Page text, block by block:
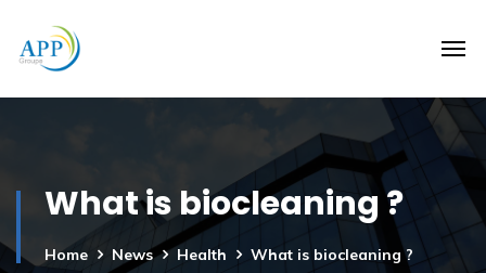
What is biocleaning ?
Home News Health What is biocleaning ?